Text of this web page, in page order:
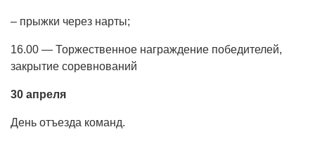
– прыжки через нарты;
16.00 — Торжественное награждение победителей,
закрытие соревнований
30 апреля
День отъезда команд.